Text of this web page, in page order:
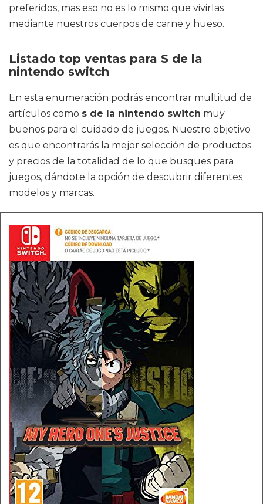
preferidos, mas eso no es lo mismo que vivirlas
mediante nuestros cuerpos de carne y hueso.
Listado top ventas para S de la
nintendo switch
En esta enumeración podrás encontrar multitud de
artículos como s de la nintendo switch muy
buenos para el cuidado de juegos. Nuestro objetivo
es que encontrarás la mejor selección de productos
y precios de la totalidad de lo que busques para
juegos, dándote la opción de descubrir diferentes
modelos y marcas.